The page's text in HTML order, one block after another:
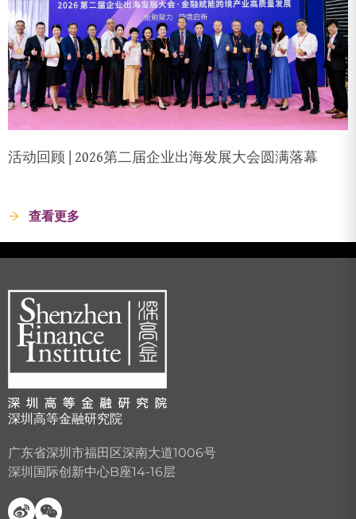
活动回顾 | 2026第二届企业出海发展大会圆满落幕
查看更多
深圳高等金融研究院
广东省深圳市福田区深南大道1006号
深圳国际创新中心B座14-16层